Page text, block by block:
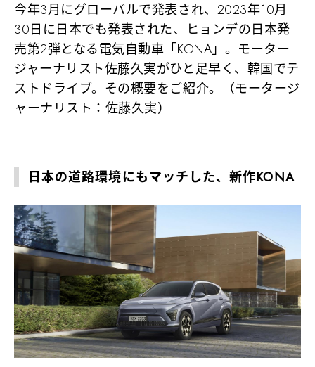
今年3月にグローバルで発表され、2023年10月
30日に日本でも発表された、ヒョンデの日本発
売第2弾となる電気自動車「KONA」。モーター
ジャーナリスト佐藤久実がひと足早く、韓国でテ
ストドライブ。その概要をご紹介。（モータージ
ャーナリスト：佐藤久実）
日本の道路環境にもマッチした、新作KONA